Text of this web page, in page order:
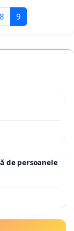
8 9
de persoanele